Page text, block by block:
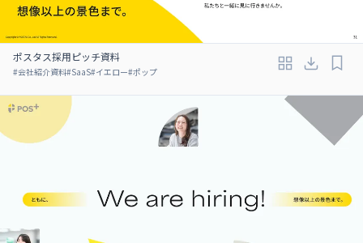
ポスタス採用ピッチ資料
#会社紹介資料#SaaS#イエロー#ポップ